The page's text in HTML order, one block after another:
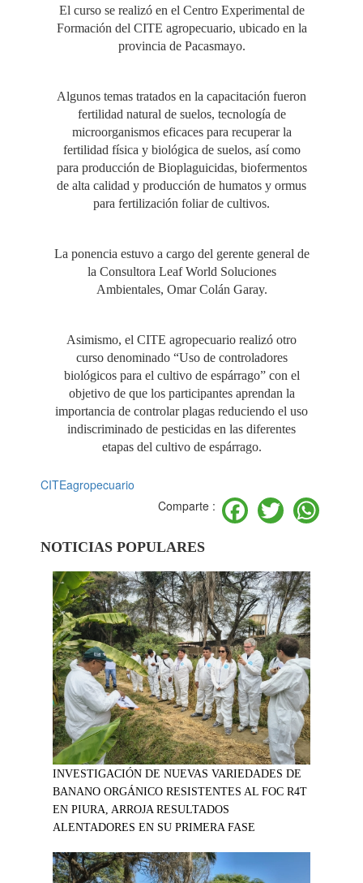
El curso se realizó en el Centro Experimental de
Formación del CITE agropecuario, ubicado en la
provincia de Pacasmayo.
Algunos temas tratados en la capacitación fueron
fertilidad natural de suelos, tecnología de
microorganismos eficaces para recuperar la
fertilidad física y biológica de suelos, así como
para producción de Bioplaguicidas, biofermentos
de alta calidad y producción de humatos y ormus
para fertilización foliar de cultivos.
La ponencia estuvo a cargo del gerente general de
la Consultora Leaf World Soluciones
Ambientales, Omar Colán Garay.
Asimismo, el CITE agropecuario realizó otro
curso denominado “Uso de controladores
biológicos para el cultivo de espárrago” con el
objetivo de que los participantes aprendan la
importancia de controlar plagas reduciendo el uso
indiscriminado de pesticidas en las diferentes
etapas del cultivo de espárrago.
CITEagropecuario
Comparte :
Facebook
Twitter
NOTICIAS POPULARES
INVESTIGACIÓN DE NUEVAS VARIEDADES DE
BANANO ORGÁNICO RESISTENTES AL FOC R4T
EN PIURA, ARROJA RESULTADOS
ALENTADORES EN SU PRIMERA FASE